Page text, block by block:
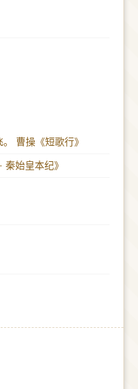
。 曹操《短歌行》
秦始皇本纪》